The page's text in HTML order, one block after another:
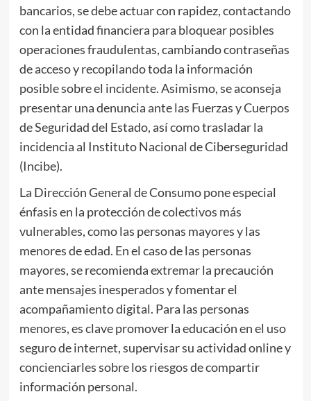
bancarios, se debe actuar con rapidez, contactando
con la entidad financiera para bloquear posibles
operaciones fraudulentas, cambiando contraseñas
de acceso y recopilando toda la información
posible sobre el incidente. Asimismo, se aconseja
presentar una denuncia ante las Fuerzas y Cuerpos
de Seguridad del Estado, así como trasladar la
incidencia al Instituto Nacional de Ciberseguridad
(Incibe).
La Dirección General de Consumo pone especial
énfasis en la protección de colectivos más
vulnerables, como las personas mayores y las
menores de edad. En el caso de las personas
mayores, se recomienda extremar la precaución
ante mensajes inesperados y fomentar el
acompañamiento digital. Para las personas
menores, es clave promover la educación en el uso
seguro de internet, supervisar su actividad online y
concienciarles sobre los riesgos de compartir
información personal.